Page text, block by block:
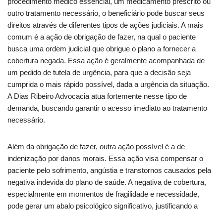
outro tratamento necessário, o beneficiário pode buscar seus
direitos através de diferentes tipos de ações judiciais. A mais
comum é a ação de obrigação de fazer, na qual o paciente
busca uma ordem judicial que obrigue o plano a fornecer a
cobertura negada. Essa ação é geralmente acompanhada de
um pedido de tutela de urgência, para que a decisão seja
cumprida o mais rápido possível, dada a urgência da situação.
A Dias Ribeiro Advocacia atua fortemente nesse tipo de
demanda, buscando garantir o acesso imediato ao tratamento
necessário.
Além da obrigação de fazer, outra ação possível é a de
indenização por danos morais. Essa ação visa compensar o
paciente pelo sofrimento, angústia e transtornos causados pela
negativa indevida do plano de saúde. A negativa de cobertura,
especialmente em momentos de fragilidade e necessidade,
pode gerar um abalo psicológico significativo, justificando a